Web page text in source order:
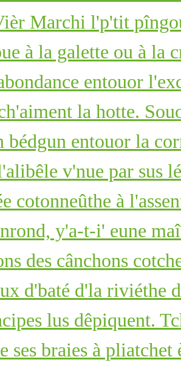
Marchi l'p'tit
à la galette ou à la
entouor
la hotte.
bédgun entouor la
v'nue par sus
cotonneûthe à
y'a-t-i' eune
des cânchons
d'baté d'la riviéthe
lus dêpiquent.
ses braies à pliatchet